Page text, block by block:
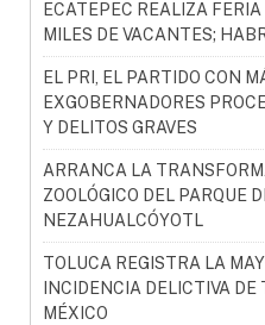
ECATEPEC REALIZA FERIA
MILES DE VACANTES;
EL PRI, EL PARTIDO CON
EXGOBERNADORES
Y DELITOS GRAVES
ARRANCA LA
ZOOLÓGICO DEL PARQUE
NEZAHUALCÓYOTL
TOLUCA REGISTRA LA
INCIDENCIA DELICTIVA DE
MÉXICO